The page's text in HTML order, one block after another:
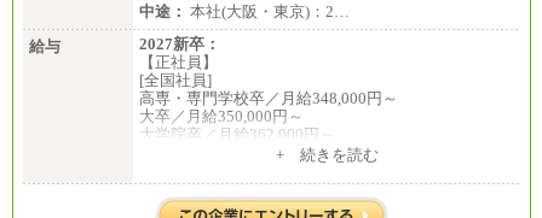
中途： 本社(大阪・東京)：2…
給与
2027新卒：
【正社員】
[全国社員]
高専・専門学校卒／月給348,000円～
大卒／月給350,000円～
大学院卒／月給362,000円～
[地域社員]月給295,000円～
【正社員】
[全国社員]月給348,000円～
+ 続きを読む